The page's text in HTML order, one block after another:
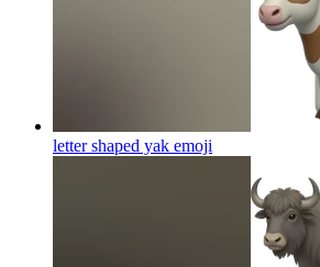
letter shaped yak emoji